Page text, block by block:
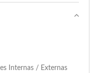
Internas / Externas